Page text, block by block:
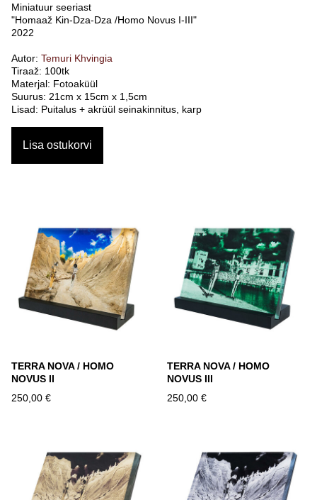
Miniatuur seeriast
"Homaaž Kin-Dza-Dza /Homo Novus I-III"
2022
Autor: Temuri Khvingia
Tiraaž: 100tk
Materjal: Fotoaküül
Suurus: 21cm x 15cm x 1,5cm
Lisad: Puitalus + akrüül seinakinnitus, karp
Lisa ostukorvi
TERRA NOVA / HOMO
NOVUS II
250,00 €
TERRA NOVA / HOMO
NOVUS III
250,00 €